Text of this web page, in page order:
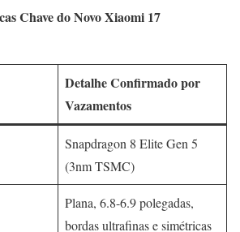
Chave do Novo Xiaomi 17
Detalhe Confirmado por
Vazamentos
Snapdragon 8 Elite Gen 5
(3nm TSMC)
Plana, 6.8-6.9 polegadas,
bordas ultrafinas e simétricas